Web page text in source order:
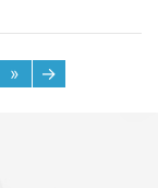
» →